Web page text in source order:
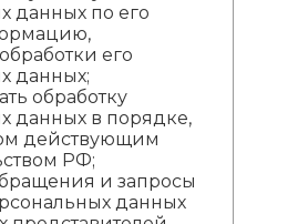
данных по его
его
данных;
обработку
данных в порядке,
действующим
РФ;
и запросы
данных